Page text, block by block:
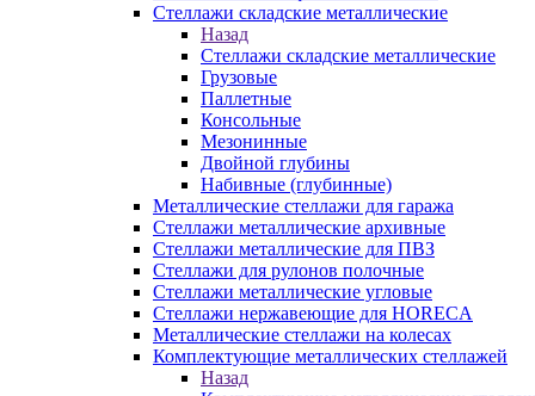
Стеллажи складские металлические
Назад
Стеллажи складские металлические
Грузовые
Паллетные
Консольные
Мезонинные
Двойной глубины
Набивные (глубинные)
Металлические стеллажи для гаража
Стеллажи металлические архивные
Стеллажи металлические для ПВЗ
Стеллажи для рулонов полочные
Стеллажи металлические угловые
Стеллажи нержавеющие для HORECA
Металлические стеллажи на колесах
Комплектующие металлических стеллажей
Назад